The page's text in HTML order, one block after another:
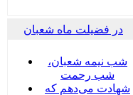
در فضیلت ماه شعبان
شب نیمه شعبان،
شب رحمت
شهادت می‌دهم که